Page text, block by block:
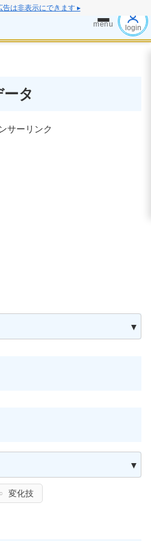
告は非表示にできます ▸
menu login
タ
サーリンク
変化技